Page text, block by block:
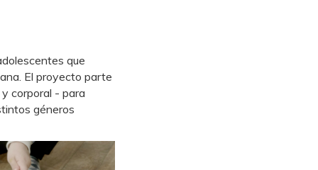
que
El proyecto parte
corporal - para
géneros